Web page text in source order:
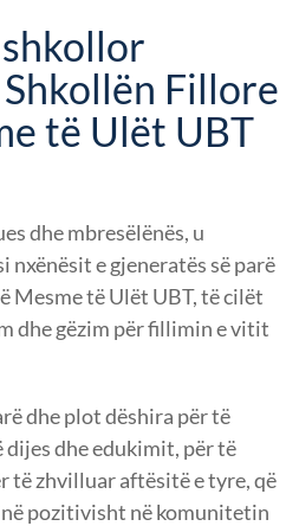
Fillore
të Ulët UBT
dhe mbresëlënës, u
e gjeneratës së parë
Mesme të Ulët UBT, të cilët
dhe gëzim për fillimin e vitit
dhe plot dëshira për të
dhe edukimit, për të
të zhvilluar aftësitë e tyre, që
pozitivisht në komunitetin